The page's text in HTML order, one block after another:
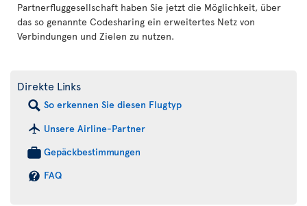
Partnerfluggesellschaft haben Sie jetzt die Möglichkeit, über
das so genannte Codesharing ein erweitertes Netz von
Verbindungen und Zielen zu nutzen.
Direkte Links
So erkennen Sie diesen Flugtyp
Unsere Airline-Partner
Gepäckbestimmungen
FAQ